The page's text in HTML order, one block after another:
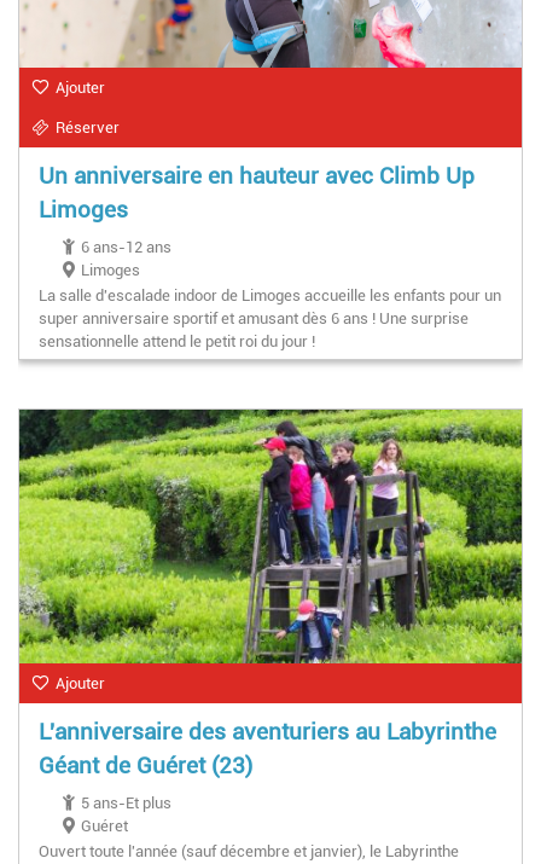
Ajouter
Réserver
Un anniversaire en hauteur avec Climb Up
Limoges
6 ans-12 ans
Limoges
La salle d'escalade indoor de Limoges accueille les enfants pour un
super anniversaire sportif et amusant dès 6 ans ! Une surprise
sensationnelle attend le petit roi du jour !
Ajouter
L'anniversaire des aventuriers au Labyrinthe
Géant de Guéret (23)
5 ans-Et plus
Guéret
Ouvert toute l'année (sauf décembre et janvier), le Labyrinthe